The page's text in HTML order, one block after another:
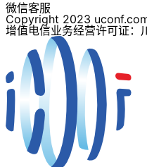
微信客服
Copyright 2023
增值电信业务经营许可证：